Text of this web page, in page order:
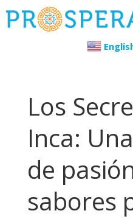
Los
Inca:
de
sabores